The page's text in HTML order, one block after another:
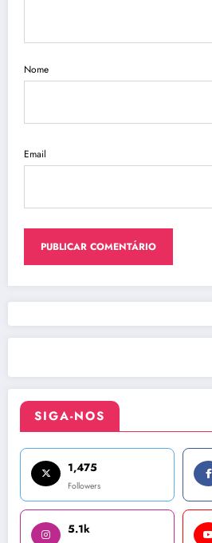
SIGA-NOS
1,475
Followers
5.1k
Nome
Email